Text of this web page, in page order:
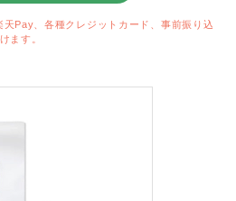
Pay、各種クレジットカード、事前振り込
ます。